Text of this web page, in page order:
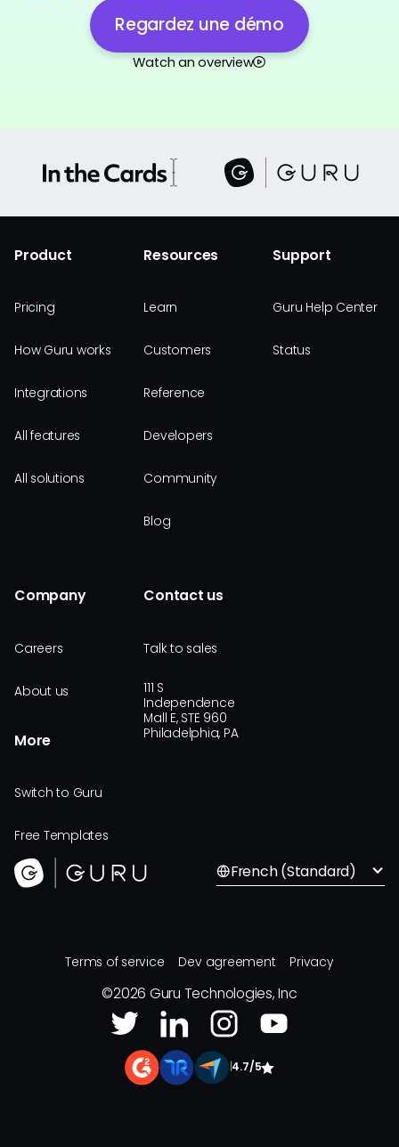
Regardez une démo
Watch an overview
Product
Pricing
How Guru works
Integrations
All features
All solutions
Resources
Learn
Customers
Reference
Developers
Community
Blog
Support
Guru Help Center
Status
Company
Careers
About us
More
Switch to Guru
Free Templates
Contact us
Talk to sales
111 S
Independence
Mall E, STE 960
Philadelphia, PA
French (Standard)
Terms of service Dev agreement Privacy
©2026 Guru Technologies, Inc
4.7/5